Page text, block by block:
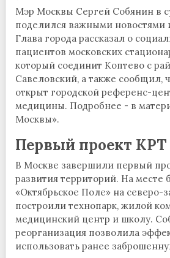
Мэр Москвы Сергей Собянин в
поделился важными новостями
Глава города рассказал о
пациентов московских
который соединит Коптево с
Савеловский, а также сообщил,
открыт городской референс-
медицины. Подробнее - в
Москвы».
Первый проект КРТ
В Москве завершили первый
развития территорий. На
«Октябрьское Поле» на северо-
построили технопарк, жилой
медицинский центр и школу.
реорганизация позволила
использовать ранее